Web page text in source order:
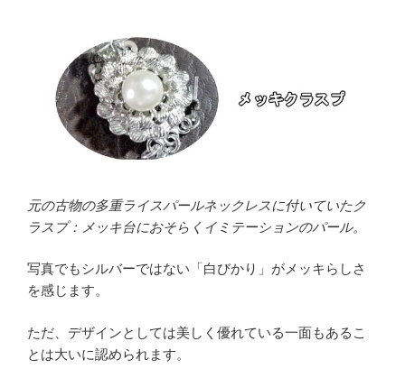
元の古物の多重ライスパールネックレスに付いていたク
ラスプ：メッキ台におそらくイミテーションのパール。
写真でもシルバーではない「白びかり」がメッキらしさ
を感じます。
ただ、デザインとしては美しく優れている一面もあるこ
とは大いに認められます。